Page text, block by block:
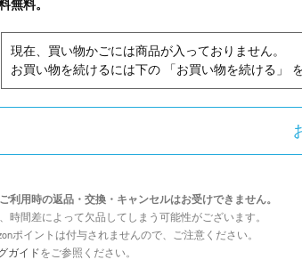
無料。
現在、買い物かごには商品が入っておりません。
お買い物を続けるには下の 「お買い物を続ける」
利用時の返品・交換・キャンセルはお受けできません。
時間差によって欠品してしまう可能性がございます。
ポイントは付与されませんので、ご注意ください。
ガイドをご参照ください。